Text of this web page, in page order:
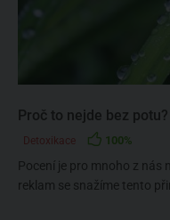
Proč to nejde bez potu?
Detoxikace 100%
Pocení je pro mnoho z
reklam se snažíme tento